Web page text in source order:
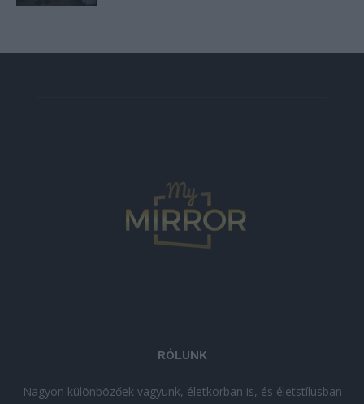
RÓLUNK
Nagyon különbözőek vagyunk, életkorban is, és életstílusban